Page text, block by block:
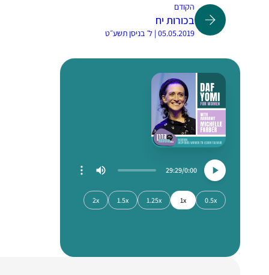
הקודם
בכורות יח
05.05.2019 | ל׳ בניסן תשע״ט
0:00
29:29
0.5x
1x
1.25x
1.5x
2x